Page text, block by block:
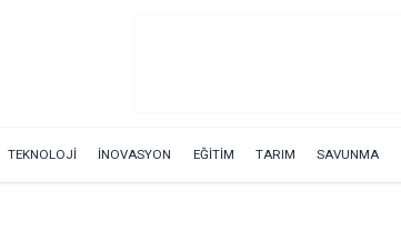
TEKNOLOJİ İNOVASYON EĞİTİM TARIM SAVUNMA